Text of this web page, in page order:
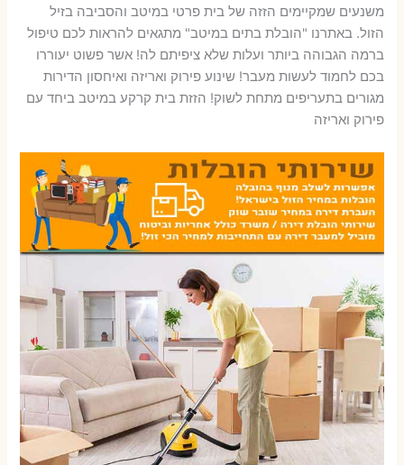
משנעים שמקיימים הזזה של בית פרטי במיטב והסביבה בזיל
הזול. באתרנו "הובלת בתים במיטב" מתגאים להראות לכם טיפול
ברמה הגבוהה ביותר ועלות שלא ציפיתם לה! אשר פשוט יעוררו
בכם לחמוד לעשות מעבר! שינוע פירוק ואריזה ואיחסון הדירות
מגורים בתעריפים מתחת לשוק! הזזת בית קרקע במיטב ביחד עם
פירוק ואריזה